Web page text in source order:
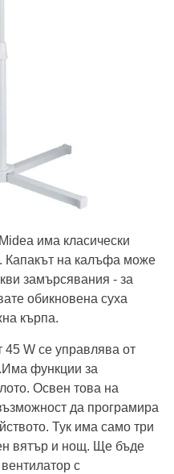
има класически
Капакът на калъфа може
замърсявания - за
обикновена суха
кърпа.
W се управлява от
функции за
Освен това на
да програмира
Тук има само три
вятър и нощ. Ще бъде
с